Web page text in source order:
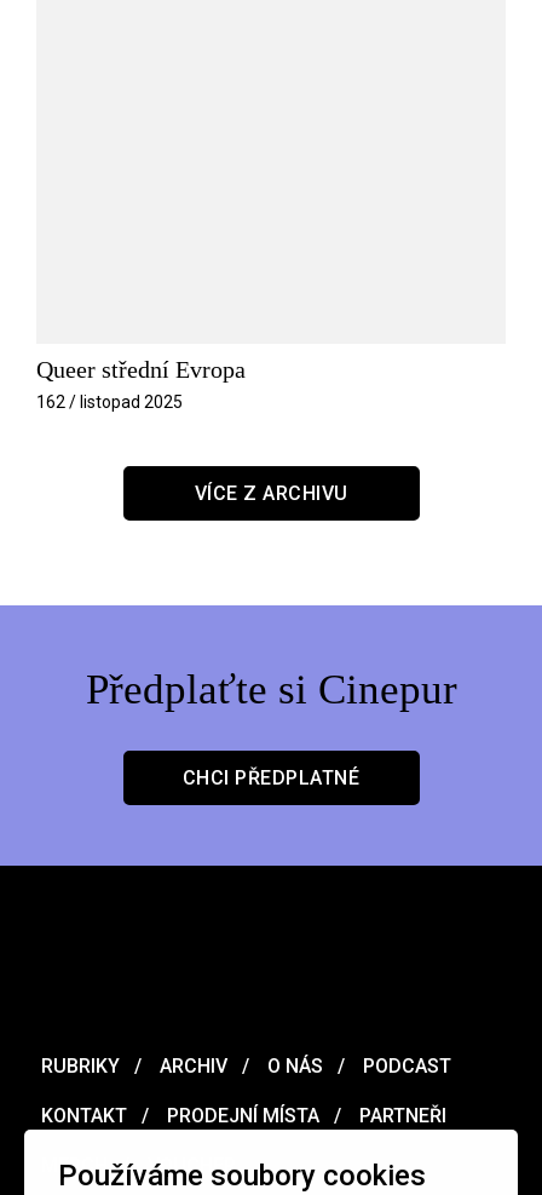
Používáme soubory cookies
Queer střední Evropa
162 / listopad 2025
VÍCE Z ARCHIVU
Předplaťte si Cinepur
CHCI PŘEDPLATNÉ
RUBRIKY ARCHIV O NÁS PODCAST
KONTAKT PRODEJNÍ MÍSTA PARTNEŘI
MERCH VOUCHER